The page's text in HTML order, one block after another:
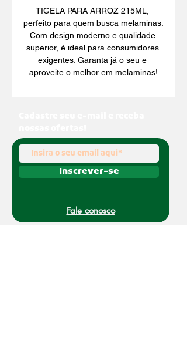
TIGELA PARA ARROZ 215ML,
perfeito para quem busca melaminas.
Com design moderno e qualidade
superior, é ideal para consumidores
exigentes. Garanta já o seu e
aproveite o melhor em melaminas!
Inscrever-se
Fale conosco